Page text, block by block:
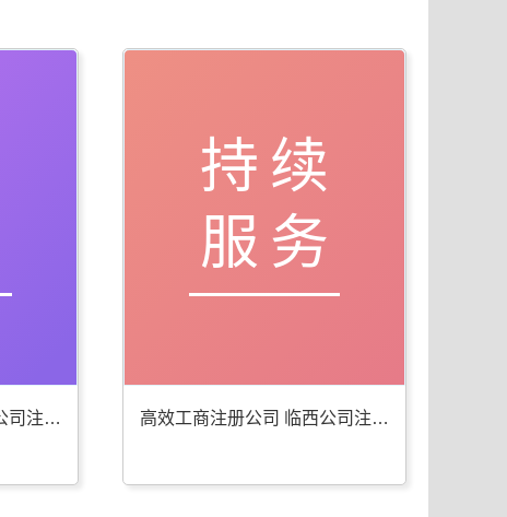
便捷工商年检代办 临西公司注册服务佳
持续
服务
高效工商注册公司 临西公司注册服务全